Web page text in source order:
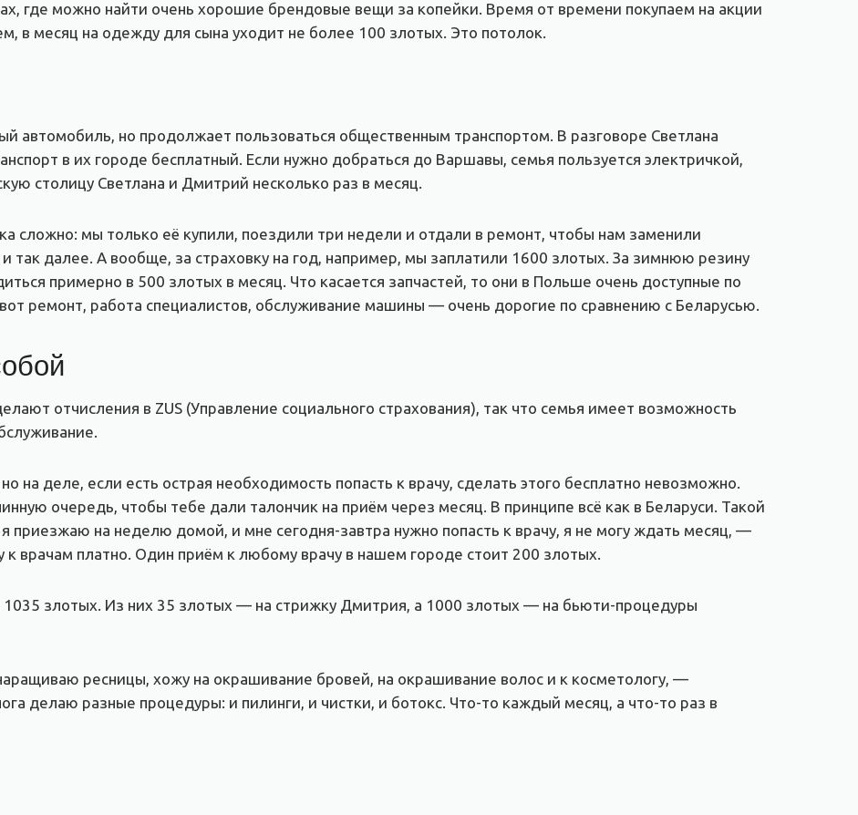
где можно найти очень хорошие брендовые вещи за копейки. Время от времени покупаем на акции
в месяц на одежду для сына уходит не более 100 злотых. Это потолок.
автомобиль, но продолжает пользоваться общественным транспортом. В разговоре Светлана
в их городе бесплатный. Если нужно добраться до Варшавы, семья пользуется электричкой,
столицу Светлана и Дмитрий несколько раз в месяц.
сложно: мы только её купили, поездили три недели и отдали в ремонт, чтобы нам заменили
так далее. А вообще, за страховку на год, например, мы заплатили 1600 злотых. За зимнюю резину
примерно в 500 злотых в месяц. Что касается запчастей, то они в Польше очень доступные по
ремонт, работа специалистов, обслуживание машины — очень дорогие по сравнению с Беларусью.
отчисления в ZUS (Управление социального страхования), так что семья имеет возможность
на деле, если есть острая необходимость попасть к врачу, сделать этого бесплатно невозможно.
очередь, чтобы тебе дали талончик на приём через месяц. В принципе всё как в Беларуси. Такой
приезжаю на неделю домой, и мне сегодня-завтра нужно попасть к врачу, я не могу ждать месяц, —
врачам платно. Один приём к любому врачу в нашем городе стоит 200 злотых.
1035 злотых. Из них 35 злотых — на стрижку Дмитрия, а 1000 злотых — на бьюти-процедуры
ресницы, хожу на окрашивание бровей, на окрашивание волос и к косметологу, —
делаю разные процедуры: и пилинги, и чистки, и ботокс. Что-то каждый месяц, а что-то раз в